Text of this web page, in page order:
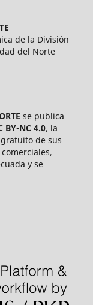
de la División
del Norte
se publica
BY-NC 4.0, la
de sus
y se